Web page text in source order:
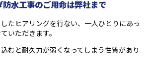
水工事のご用命は弊社まで
たヒアリングを行ない、一人ひとりにあっ
いただきます。
むと耐久力が弱くなってしまう性質があり